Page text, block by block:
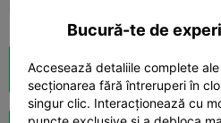
Secționare Cloud
Bucură-te de
Accesează detaliile complete
secționarea fără întreruperi în
singur clic. Interacționează cu